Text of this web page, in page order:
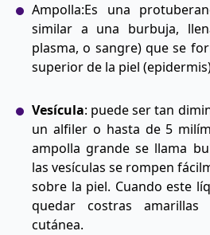
Ampolla:Es una
similar a una burbuja,
plasma, o sangre) que se
superior de la piel
Vesícula: puede ser tan
un alfiler o hasta de 5
ampolla grande se llama
las vesículas se rompen
sobre la piel. Cuando este
quedar costras
cutánea.